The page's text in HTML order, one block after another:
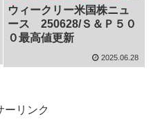
ウィークリー米国株ニュ
ース 250628/Ｓ＆Ｐ５０
０最高値更新
2025.06.28
ーリンク